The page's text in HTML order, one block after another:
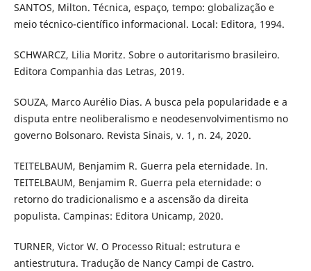
SANTOS, Milton. Técnica, espaço, tempo: globalização e
meio técnico-científico informacional. Local: Editora, 1994.
SCHWARCZ, Lilia Moritz. Sobre o autoritarismo brasileiro.
Editora Companhia das Letras, 2019.
SOUZA, Marco Aurélio Dias. A busca pela popularidade e a
disputa entre neoliberalismo e neodesenvolvimentismo no
governo Bolsonaro. Revista Sinais, v. 1, n. 24, 2020.
TEITELBAUM, Benjamim R. Guerra pela eternidade. In.
TEITELBAUM, Benjamim R. Guerra pela eternidade: o
retorno do tradicionalismo e a ascensão da direita
populista. Campinas: Editora Unicamp, 2020.
TURNER, Victor W. O Processo Ritual: estrutura e
antiestrutura. Tradução de Nancy Campi de Castro.